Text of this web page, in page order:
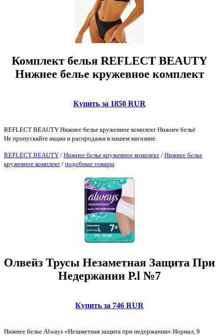
Комплект белья REFLECT BEAUTY
Нижнее белье кружевное комплект
Купить за 1850 RUR
REFLECT BEAUTY Нижнее белье кружевное комплект Нижнее бельё
Не пропускайте акции и распродажи в нашем магазине.
REFLECT BEAUTY / Нижнее белье кружевное комплект / Нижнее белье
кружевное комплект / подобные товары
Олвейз Трусы Незаметная Защита При
Недержании Р.l №7
Купить за 746 RUR
Нижнее белье Always «Незаметная защита при недержании» Нормал, 9